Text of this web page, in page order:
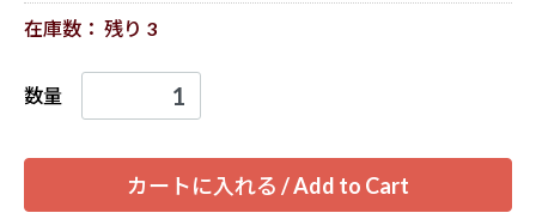
在庫数： 残り 3
数量
カートに入れる / Add to Cart